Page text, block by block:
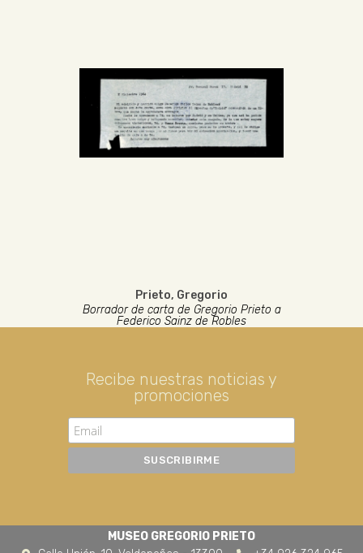
Prieto, Gregorio
Borrador de carta de Gregorio Prieto a
Federico Sainz de Robles
Recibe nuestras noticias y
promociones
MUSEO GREGORIO PRIETO